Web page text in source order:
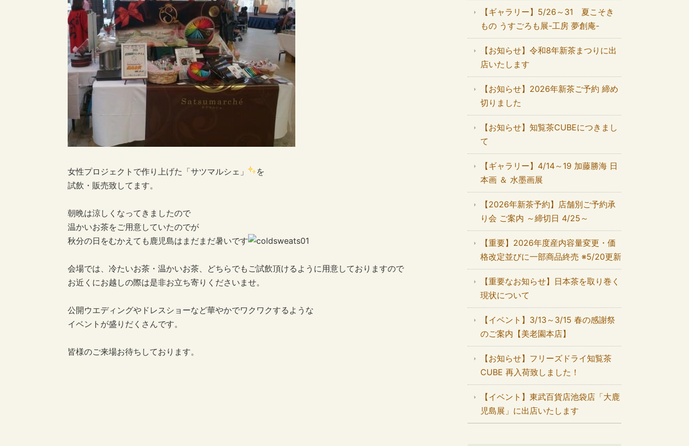
女性プロジェクトで作り上げた「サツマルシェ」
を
試飲・販売致してます。
朝晩は涼しくなってきましたので
温かいお茶をご用意していたのでが
秋分の日をむかえても鹿児島はまだまだ暑いです
会場では、冷たいお茶・温かいお茶、どちらでもご試飲頂けるように用意しておりますので
お近くにお越しの際は是非お立ち寄りくださいませ。
公開ウエディングやドレスショーなど華やかでワクワクするような
イベントが盛りだくさんです。
皆様のご来場お待ちしております。
【ギャラリー】5/26～31 夏こそき
もの うすごろも展-工房 夢創庵-
【お知らせ】令和8年新茶まつりに出
店いたします
【お知らせ】2026年新茶ご予約 締め
切りました
【お知らせ】知覧茶CUBEにつきまし
て
【ギャラリー】4/14～19 加藤勝海 日
本画 ＆ 水墨画展
【2026年新茶予約】店舗別ご予約承
り会 ご案内 ～締切日 4/25～
【重要】2026年度産内容量変更・価
格改定並びに一部商品終売 ※5/20更新
【重要なお知らせ】日本茶を取り巻く
現状について
【イベント】3/13～3/15 春の感謝祭
のご案内【美老園本店】
【お知らせ】フリーズドライ知覧茶
CUBE 再入荷致しました！
【イベント】東武百貨店池袋店「大鹿
児島展」に出店いたします